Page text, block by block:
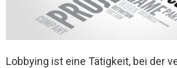
Lobbying ist eine Tätigkeit, bei der